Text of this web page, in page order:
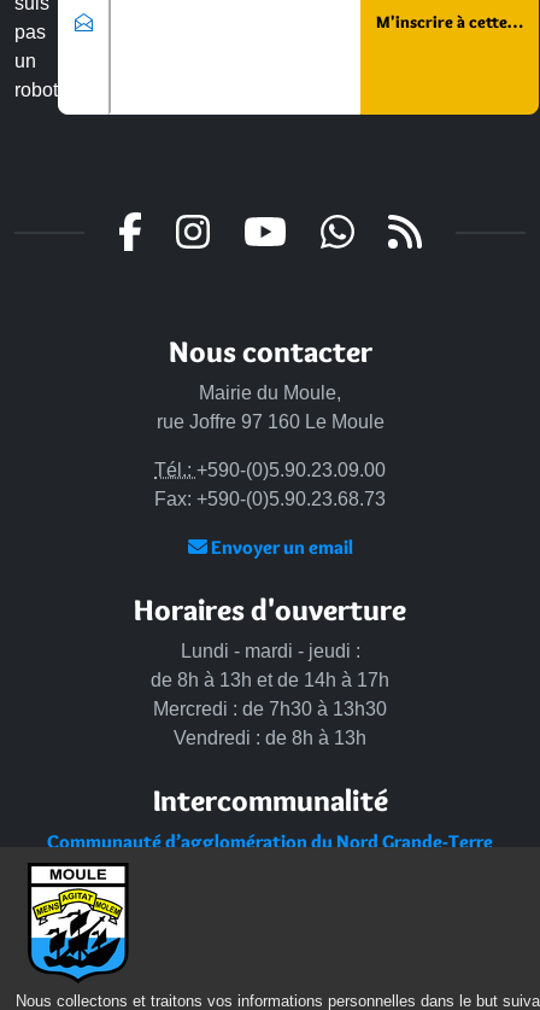
Nous collectons et traitons vos informations personnelles dans le but
pas
un
robot
Nous contacter
Mairie du Moule,
rue Joffre 97 160 Le Moule
Tél.: +590-(0)5.90.23.09.00
Fax: +590-(0)5.90.23.68.73
Envoyer un email
Horaires d'ouverture
Lundi - mardi - jeudi :
de 8h à 13h et de 14h à 17h
Mercredi : de 7h30 à 13h30
Vendredi : de 8h à 13h
Intercommunalité
Communauté d’agglomération du Nord Grande-Terre
Portail des Médiathèques Nord Guadeloupe